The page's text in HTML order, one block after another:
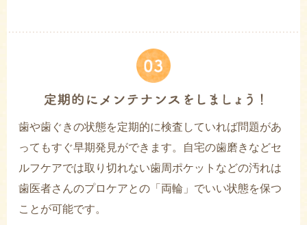
歯や歯ぐきの状態を定期的に検査していれば問題があ
ってもすぐ早期発見ができます。自宅の歯磨きなどセ
ルフケアでは取り切れない歯周ポケットなどの汚れは
歯医者さんのプロケアとの「両輪」でいい状態を保つ
ことが可能です。